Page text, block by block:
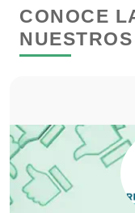
Desarrollo
Dulcerías
Edecanes
CONOCE